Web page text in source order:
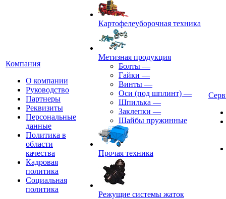
Компания
О компании
Руководство
Партнеры
Реквизиты
Персональные
данные
Политика в
области
качества
Кадровая
политика
Социальная
политика
Картофелеуборочная техника
Метизная продукция
Болты —
Гайки —
Винты —
Оси (под шплинт) —
Шпилька —
Заклепки —
Шайбы пружинные
Прочая техника
Режущие системы жаток